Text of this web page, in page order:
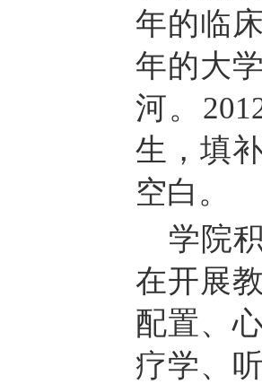
年的临
年的大
河。
生，填
空白。
学院
在开展
配置、
疗学、